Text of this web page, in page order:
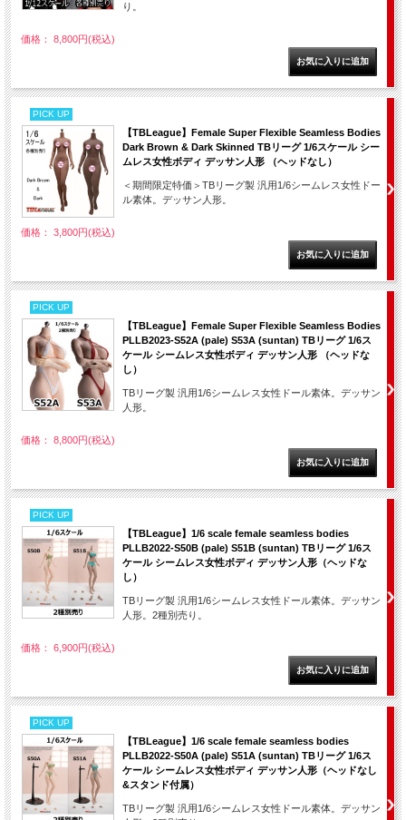
り。
価格： 8,800円(税込)
PICK UP
【TBLeague】Female Super Flexible Seamless Bodies
Dark Brown & Dark Skinned TBリーグ 1/6スケール シー
ムレス女性ボディ デッサン人形 （ヘッドなし）
＜期間限定特価＞TBリーグ製 汎用1/6シームレス女性ドー
ル素体。デッサン人形。
価格： 3,800円(税込)
PICK UP
【TBLeague】Female Super Flexible Seamless Bodies
PLLB2023-S52A (pale) S53A (suntan) TBリーグ 1/6ス
ケール シームレス女性ボディ デッサン人形 （ヘッドな
し）
TBリーグ製 汎用1/6シームレス女性ドール素体。デッサン
人形。
価格： 8,800円(税込)
PICK UP
【TBLeague】1/6 scale female seamless bodies
PLLB2022-S50B (pale) S51B (suntan) TBリーグ 1/6ス
ケール シームレス女性ボディ デッサン人形（ヘッドな
し）
TBリーグ製 汎用1/6シームレス女性ドール素体。デッサン
人形。2種別売り。
価格： 6,900円(税込)
PICK UP
【TBLeague】1/6 scale female seamless bodies
PLLB2022-S50A (pale) S51A (suntan) TBリーグ 1/6ス
ケール シームレス女性ボディ デッサン人形（ヘッドなし
&スタンド付属）
TBリーグ製 汎用1/6シームレス女性ドール素体。デッサン